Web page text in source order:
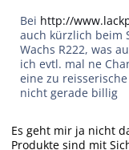
Bei http://
auch kürzlich beim
Wachs R222, was
ich evtl. mal ne
eine zu
nicht gerade billig
Es geht mir ja nicht
Produkte sind mit